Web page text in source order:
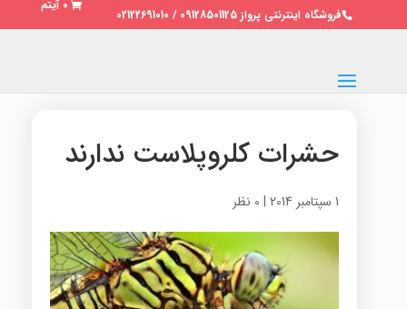
فروشگاه اینترنتی پرواز 09128501125 / 02122691010
0 آیتم
حشرات کلروپلاست ندارند
1 سپتامبر 2014 | 0 نظر